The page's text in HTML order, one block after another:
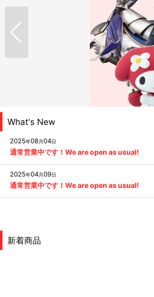
What's New
2025年08月04日
通常営業中です！We are open as usual!
2025年04月09日
通常営業中です！We are open as usual!
新着商品